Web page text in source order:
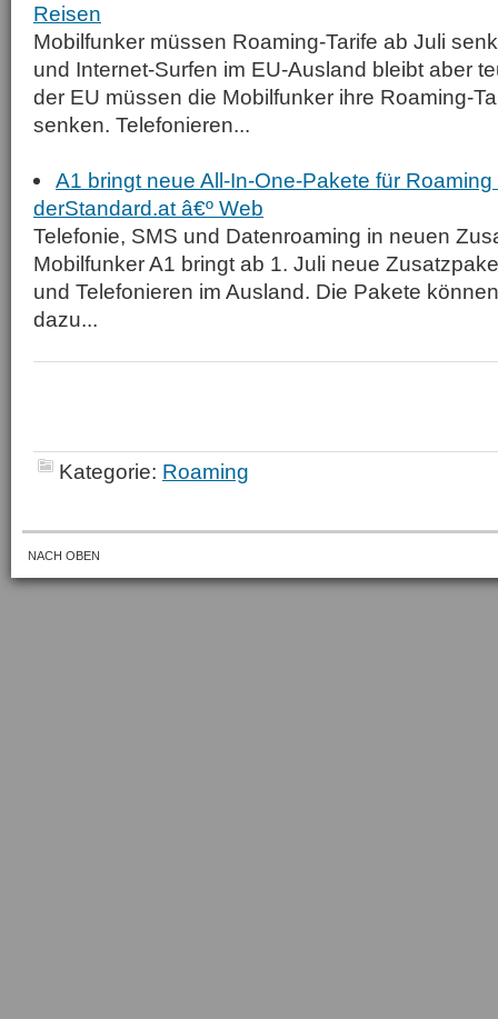
Reisen
Mobilfunker müssen Roaming-Tarife ab Juli
und Internet-Surfen im EU-Ausland bleibt aber
der EU müssen die Mobilfunker ihre Roaming-
senken. Telefonieren...
A1 bringt neue All-In-One-Pakete für
derStandard.at â€º Web
Telefonie, SMS und Datenroaming in neuen
Mobilfunker A1 bringt ab 1. Juli neue
und Telefonieren im Ausland. Die Pakete
dazu...
Kategorie: Roaming
NACH OBEN